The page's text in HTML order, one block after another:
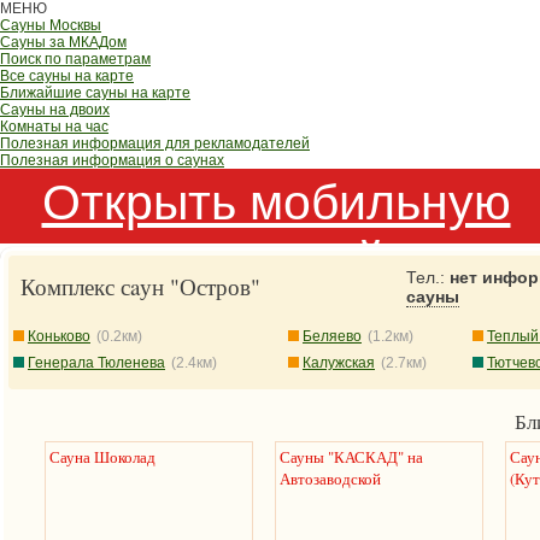
МЕНЮ
Сауны Москвы
Сауны за МКАДом
Поиск по параметрам
Все сауны на карте
Ближайшие сауны на карте
Сауны на двоих
Комнаты на час
Полезная информация для рекламодателей
Полезная информация о саунах
Открыть мобильную
версию сайта
Комплекс сaун "Остров" Тел.: нет
сауны
Коньково (0.2км)
Генерала Тюленева (2.4км)
Беляево (1.2км)
Калужская (2.7км)
Теплый
Сауна Шоколад
Сауны "КАСКАД" на
Автозаводской